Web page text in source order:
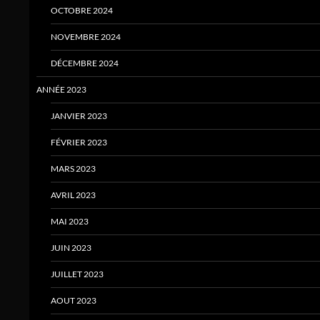
OCTOBRE 2024
NOVEMBRE 2024
DÉCEMBRE 2024
ANNÉE 2023
JANVIER 2023
FÉVRIER 2023
MARS 2023
AVRIL 2023
MAI 2023
JUIN 2023
JUILLET 2023
AOUT 2023